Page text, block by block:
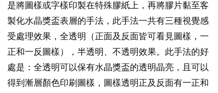
是將圖樣或字樣印製在特殊膠紙上，再將膠片黏至客
製化水晶獎盃表層的手法，此手法一共有三種視覺感
受處理效果，全透明（正面及反面皆可看見圖樣，一
正和一反圖樣），半透明、不透明效果。此手法的好
處是：全透明可以保有水晶獎盃的透明晶亮，且可以
得到漸層顏色印刷圖樣，圖樣透明正及反面有一正和